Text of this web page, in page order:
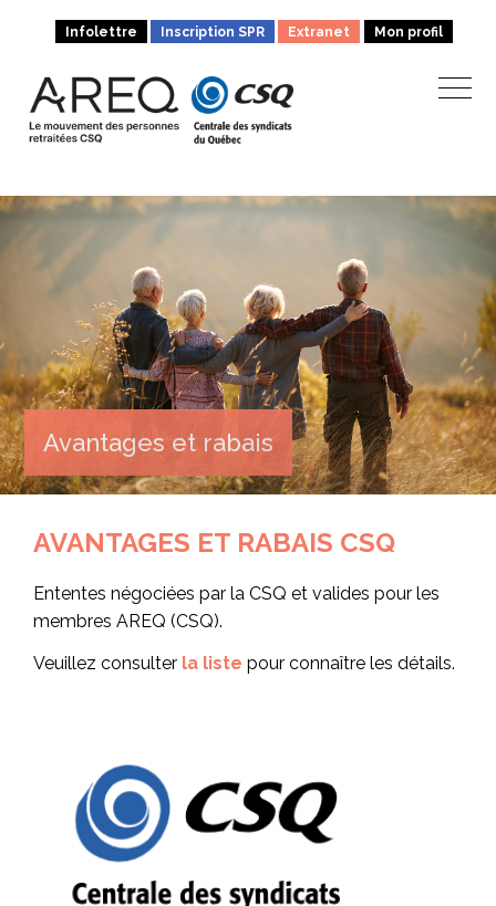
Infolettre Inscription SPR Extranet Mon profil
Avantages et rabais
AVANTAGES ET RABAIS CSQ
Ententes négociées par la CSQ et valides pour les
membres AREQ (CSQ).
Veuillez consulter la liste pour connaître les détails.